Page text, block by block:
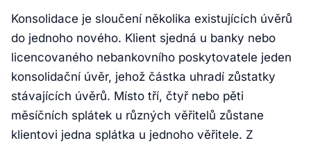
Konsolidace je sloučení několika existujících úvěrů
do jednoho nového. Klient sjedná u banky nebo
licencovaného nebankovního poskytovatele jeden
konsolidační úvěr, jehož částka uhradí zůstatky
stávajících úvěrů. Místo tří, čtyř nebo pěti
měsíčních splátek u různých věřitelů zůstane
klientovi jedna splátka u jednoho věřitele. Z